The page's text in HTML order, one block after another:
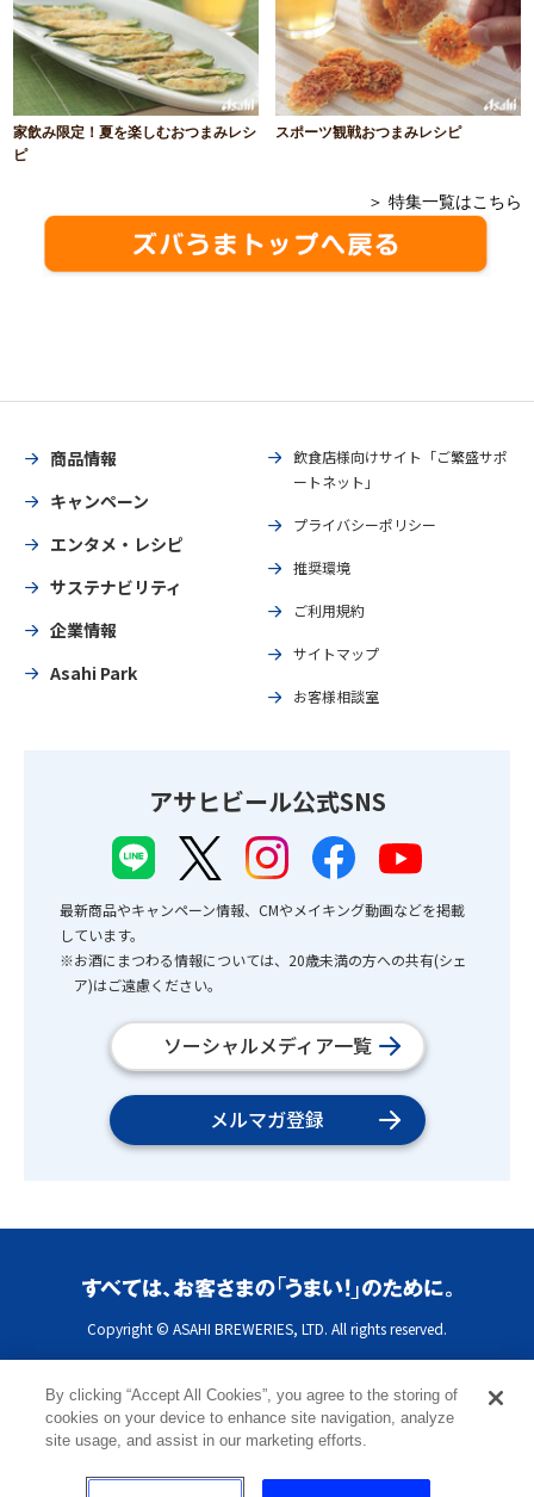
家飲み限定！夏を楽しむおつまみレシ
ピ
スポーツ観戦おつまみレシピ
＞ 特集一覧はこちら
商品情報
キャンペーン
エンタメ・レシピ
サステナビリティ
企業情報
Asahi Park
飲食店様向けサイト「ご繁盛サポ
ートネット」
プライバシーポリシー
推奨環境
ご利用規約
サイトマップ
お客様相談室
アサヒビール公式SNS
最新商品やキャンペーン情報、CMやメイキング動画などを掲載
しています。
※お酒にまつわる情報については、20歳未満の方への共有(シェ
ア)はご遠慮ください。
ソーシャルメディア一覧
メルマガ登録
Copyright © ASAHI BREWERIES, LTD. All rights reserved.
By clicking “Accept All Cookies”, you agree to the storing of
cookies on your device to enhance site navigation, analyze
site usage, and assist in our marketing efforts.